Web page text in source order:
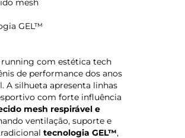
mesh
GEL™
com estética tech
de performance dos anos
A silhueta apresenta linhas
com forte influência
mesh respirável e
ventilação, suporte e
tecnologia GEL™,